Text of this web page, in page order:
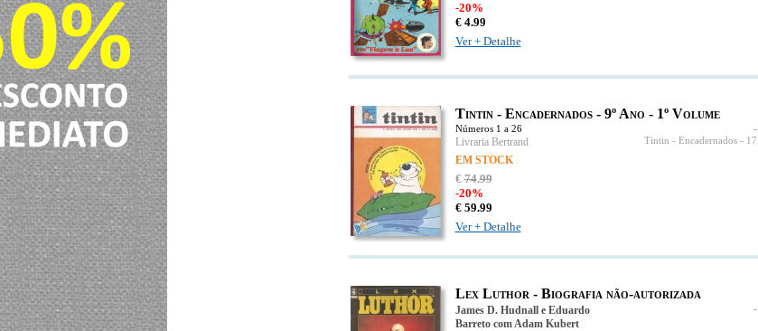
-20%
€ 4.99
Ver + Detalhe
Tintin - Encadernados - 9º Ano - 1º Volume
Números 1 a 26
Livraria Bertrand
EM STOCK
€74.99
-20%
€ 59.99
Ver + Detalhe
-
Tintin - Encadernados- 17
Lex Luthor - Biografia não-autorizada
James D. Hudnall e Eduardo
Barreto com Adam Kubert
-